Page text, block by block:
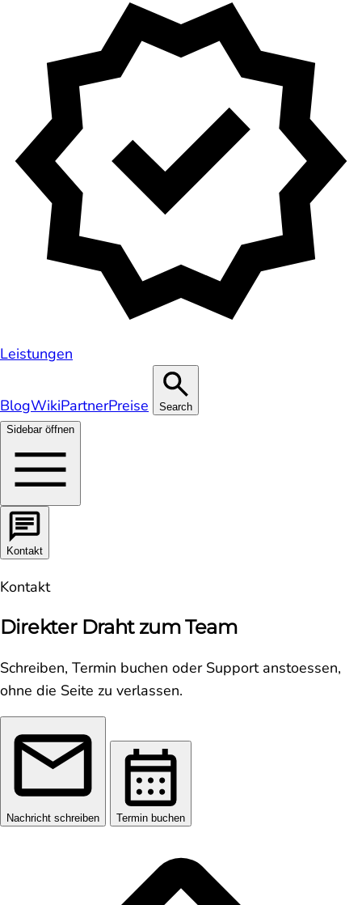
Leistungen
BlogWikiPartnerPreise
Search
Sidebar öffnen
Kontakt
Kontakt
Direkter Draht zum Team
Schreiben, Termin buchen oder Support anstoessen,
ohne die Seite zu verlassen.
Nachricht schreiben Termin buchen